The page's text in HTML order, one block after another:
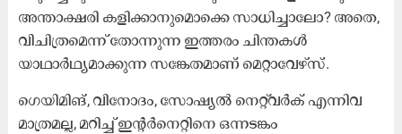
അന്താക്ഷരി കളിക്കാനുമൊക്കെ സാധിച്ചാലോ? അതെ,
വിചിത്രമെന്ന് തോന്നുന്ന ഇത്തരം ചിന്തകൾ
യാഥാർഥ്യമാക്കുന്ന സങ്കേതമാണ് മെറ്റാവേഴ്‌സ്.
ഗെയിമിങ്, വിനോദം, സോഷ്യല്‍ നെറ്റ്‍വർക് എന്നിവ
മാത്രമല്ല, മറിച്ച് ഇന്റര്‍നെറ്റിനെ ഒന്നടങ്കം